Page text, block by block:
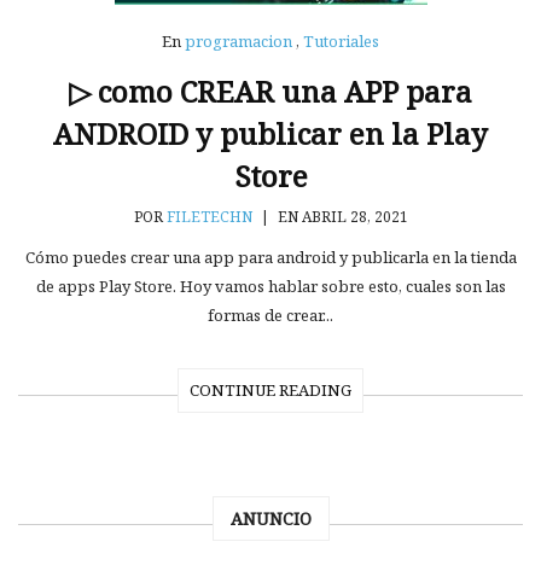
Enprogramacion, Tutoriales
▷ como CREAR una APP para
ANDROID y publicar en la Play
Store
PORFILETECHN | EN ABRIL 28, 2021
Cómo puedes crear una app para android y publicarla en la tienda
de apps Play Store. Hoy vamos hablar sobre esto, cuales son las
formas de crear...
CONTINUE READING
ANUNCIO